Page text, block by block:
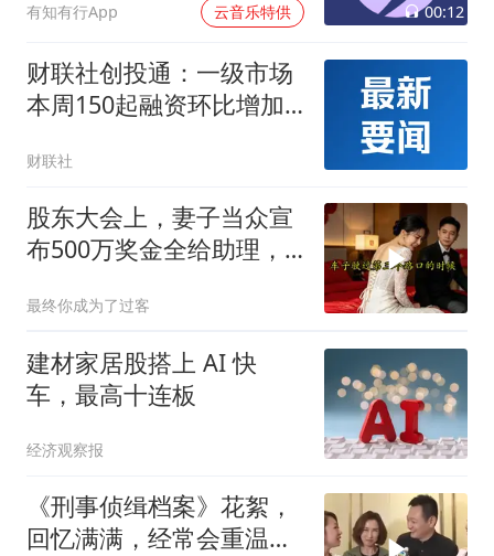
有知有行App 云音乐特供 00:12
财联社创投通：一级市场
本周150起融资环比增加
等细分活跃
财联社
股东大会上，妻子当众宣
布500万奖金全给助理，
我：老公，别走
最终你成为了过客
建材家居股搭上 AI 快
车，最高十连板
经济观察报
《刑事侦缉档案》花絮，
回忆满满，经常会重温的